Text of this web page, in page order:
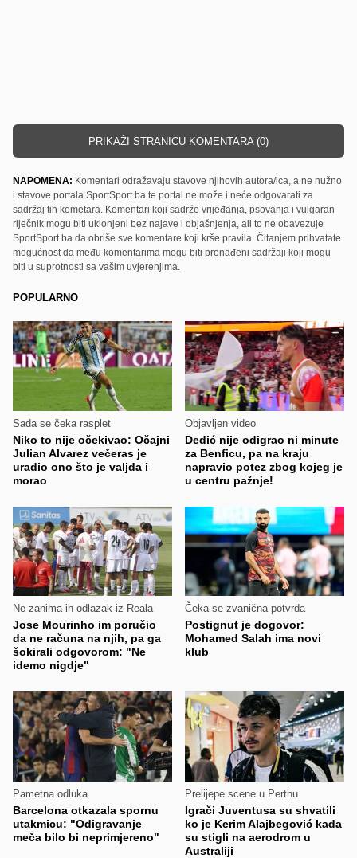
PRIKAŽI STRANICU KOMENTARA (0)
NAPOMENA: Komentari odražavaju stavove njihovih autora/ica, a ne nužno
i stavove portala SportSport.ba te portal ne može i neće odgovarati za
sadržaj tih kometara. Komentari koji sadrže vrijeđanja, psovanja i vulgaran
riječnik mogu biti uklonjeni bez najave i objašnjenja, ali to ne obavezuje
SportSport.ba da obriše sve komentare koji krše pravila. Čitanjem prihvatate
mogućnost da među komentarima mogu biti pronađeni sadržaji koji mogu
biti u suprotnosti sa vašim uvjerenjima.
POPULARNO
Sada se čeka rasplet
Niko to nije očekivao: Očajni
Julian Alvarez večeras je
uradio ono što je valjda i
morao
Objavljen video
Dedić nije odigrao ni minute
za Benficu, pa na kraju
napravio potez zbog kojeg je
u centru pažnje!
Ne zanima ih odlazak iz Reala
Jose Mourinho im poručio
da ne računa na njih, pa ga
šokirali odgovorom: "Ne
idemo nigdje"
Čeka se zvanična potvrda
Postignut je dogovor:
Mohamed Salah ima novi
klub
Pametna odluka
Barcelona otkazala spornu
utakmicu: "Odigravanje
meča bilo bi neprimjereno"
Prelijepe scene u Perthu
Igrači Juventusa su shvatili
ko je Kerim Alajbegović kada
su stigli na aerodrom u
Australiji